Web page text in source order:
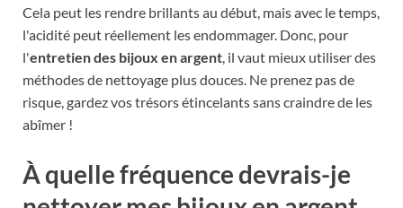
Cela peut les rendre brillants au début, mais avec le temps,
l'acidité peut réellement les endommager. Donc, pour
l'entretien des bijoux en argent, il vaut mieux utiliser des
méthodes de nettoyage plus douces. Ne prenez pas de
risque, gardez vos trésors étincelants sans craindre de les
abîmer !
À quelle fréquence devrais-je